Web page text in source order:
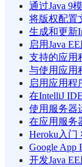
通过Java 9
将版权配置
生成和更新
启用Java
支持的应用
与使用应用
启用应用程
在IntelliJ
使用服务器
在应用服务
Heroku入门
Google App
开发Java